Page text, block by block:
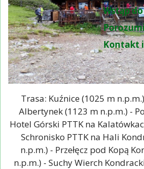
Wstąp
Kontakt
Trasa: Kuźnice (1025 m
Albertynek (1123 m n.p.m.) -
Hotel Górski PTTK na
Schronisko PTTK na Hali
n.p.m.) - Przełęcz pod Kopą
n.p.m.) - Suchy Wierch